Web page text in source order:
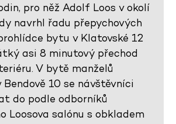
pro něž Adolf Loos v okolí
navrhl řadu přepychových
bytu v Klatovské 12
asi 8 minutový přechod
V bytě manželů
Bendově 10 se návštěvníci
do podle odborníků
Loosova salónu s obkladem